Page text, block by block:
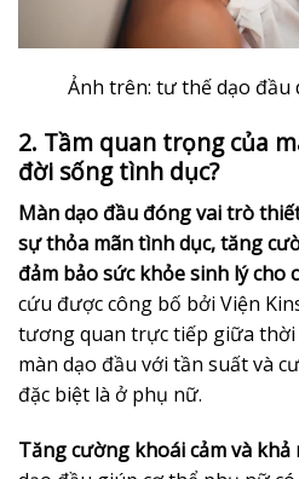
Ảnh trên: tư thế dạo đầu
2. Tầm quan trọng của
đời sống tình dục?
Màn dạo đầu đóng vai trò
sự thỏa mãn tình dục, tăng
đảm bảo sức khỏe sinh lý cho
cứu được công bố bởi Viện
tương quan trực tiếp giữa
màn dạo đầu với tần suất và
đặc biệt là ở phụ nữ.
Tăng cường khoái cảm và